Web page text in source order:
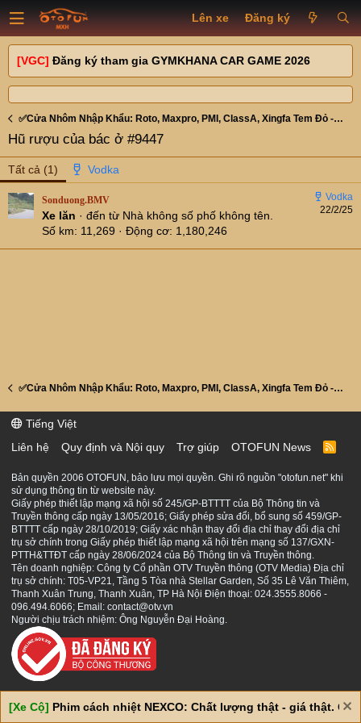
Lên xe Đăng ký
[VGC] Đăng ký tham gia GYMKHANA CAR GAME 2026
✅Cửa Nhôm Nhập Khẩu: Roto, Maxpro, PMI, ClassA, Xingfa Tem Đỏ - Cửa kính - Cửa Gỗ Composite ❤️ HuyLương UyTín, Chất Lượng!❤️❤️Mr.Huy: 0988.988.059
Hũ rượu của bác ở #9447
Tất cả (1)
22/2/25
Sonduong.BMV
Xe lăn · đến từ Nhà không số phố không tên.
Số km
11,269 Động cơ 1,180,246
✅Cửa Nhôm Nhập Khẩu: Roto, Maxpro, PMI, ClassA, Xingfa Tem Đỏ - Cửa kính - Cửa Gỗ Composite ❤️ HuyLương UyTín, Chất Lượng!❤️❤️Mr.Huy: 0988.988.059
Tiếng Việt
Liên hệ
Quy định và Nội quy Trợ giúp OTOFUN News
R
S
Bản quyền 2006 OTOFUN, bảo lưu mọi quyền. Ghi rõ nguồn "otofun.net" khi
sử dụng thông tin từ website này.
Giấy phép thiết lập mạng xã hội số 245/GP-BTTTT của Bộ Thông tin và
Truyền thông cấp ngày 13/05/2016; Giấy phép sửa đổi, bổ sung số 459/GP-
BTTTT cấp ngày 28/10/2019; Giấy xác nhận thay đổi địa chỉ thay đổi địa chỉ
trụ sở chính trong Giấy phép thiết lập mạng xã hội trên mạng số 137/GXN-
PTTH&TTĐT cấp ngày 28/06/2024 của Bộ Thông tin và Truyền thông.
Tên doanh nghiệp: Công ty Cổ phần OTV Truyền thông (OTV Media) Địa chỉ
trụ sở chính: T05-VP21, Tầng 5 Tòa nhà Stellar Garden, Số 35 Lê Văn Thiêm,
Thanh Xuân Trung, Thanh Xuân, TP Hà Nội Điện thoại: 024.3555.8066 -
096.494.6066; Email: contact@otv.vn
Người chịu trách nhiệm: Ông Nguyễn Đại Hoàng.
[Xe Cộ] Phim cách nhiệt NEXCO: Chất lượng thật - giá thật. Giá